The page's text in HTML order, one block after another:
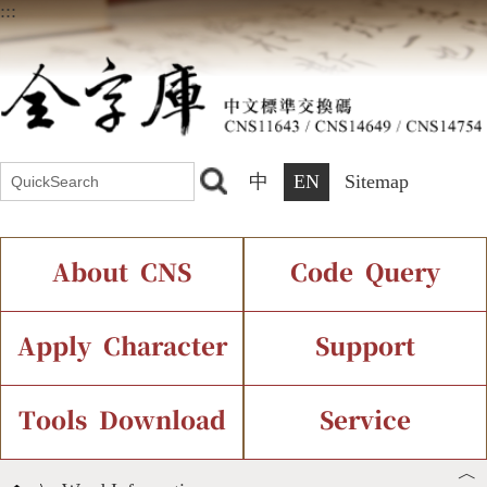
:::
中 EN Sitemap
About CNS
Introduction Current Status
Chinese Code Status
Code Query
IDS Query
Components Query
Apply Character
Application Process
Support
Font Instant Display
Tools Download Service
︿